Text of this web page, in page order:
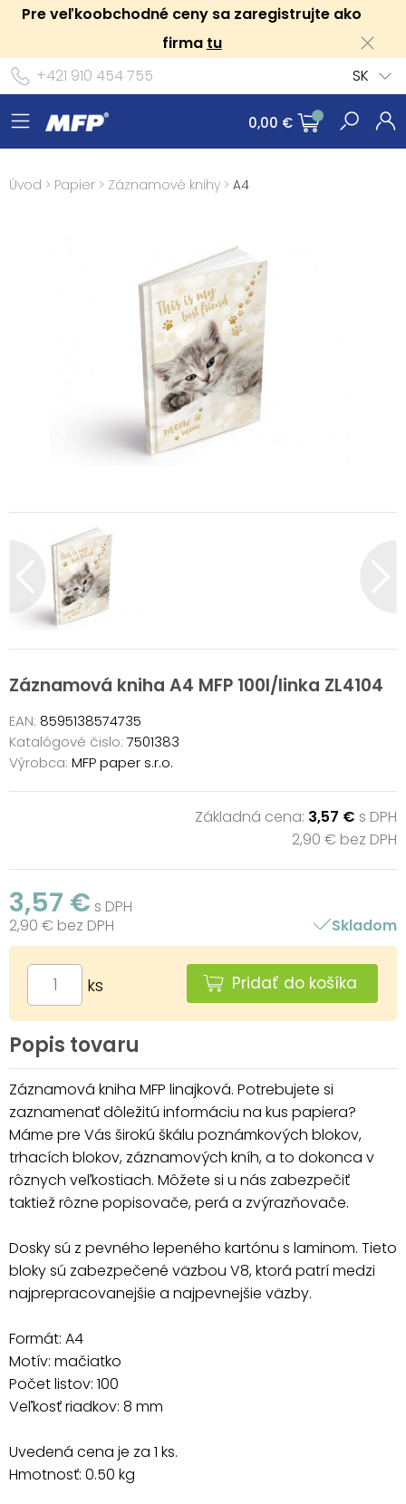
Pre veľkoobchodné ceny sa zaregistrujte ako
firma tu
+421 910 454 755
SK
0,00 €
Úvod > Papier > Záznamové knihy > A4
Záznamová kniha A4 MFP 100l/linka ZL4104
EAN: 8595138574735
Katalógové čislo: 7501383
Výrobca: MFP paper s.r.o.
Základná cena: 3,57 € s DPH
2,90 € bez DPH
3,57 € s DPH
2,90 € bez DPH
Skladom
ks Pridať do košíka
Popis tovaru
Záznamová kniha MFP linajková. Potrebujete si
zaznamenať dôležitú informáciu na kus papiera?
Máme pre Vás širokú škálu poznámkových blokov,
trhacích blokov, záznamových kníh, a to dokonca v
rôznych veľkostiach. Môžete si u nás zabezpečiť
taktiež rôzne popisovače, perá a zvýrazňovače.
Dosky sú z pevného lepeného kartónu s laminom. Tieto
bloky sú zabezpečené väzbou V8, ktorá patrí medzi
najprepracovanejšie a najpevnejšie väzby.
Formát: A4
Motív: mačiatko
Počet listov: 100
Veľkosť riadkov: 8 mm
Uvedená cena je za 1 ks.
Hmotnosť: 0.50 kg